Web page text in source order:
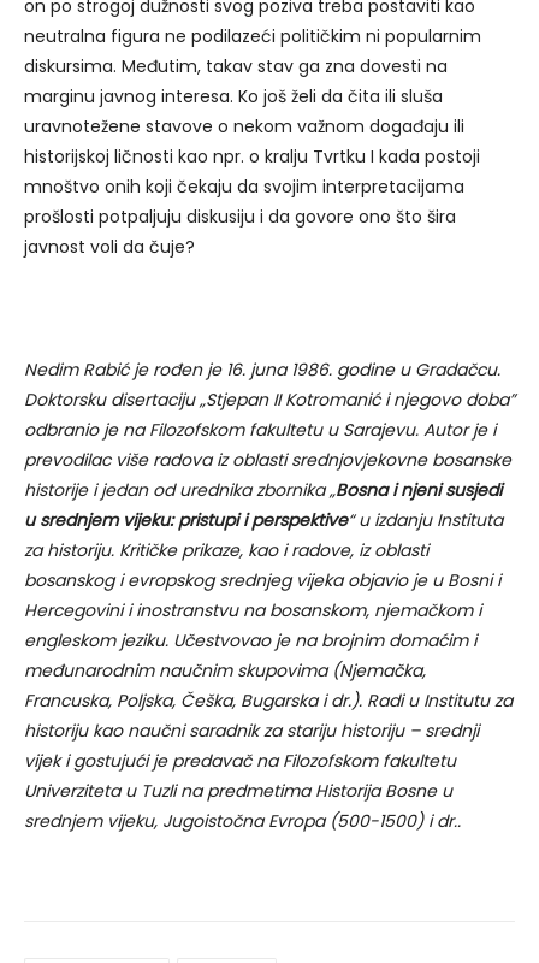
on po strogoj dužnosti svog poziva treba postaviti kao
neutralna figura ne podilazeći političkim ni popularnim
diskursima. Međutim, takav stav ga zna dovesti na
marginu javnog interesa. Ko još želi da čita ili sluša
uravnotežene stavove o nekom važnom događaju ili
historijskoj ličnosti kao npr. o kralju Tvrtku I kada postoji
mnoštvo onih koji čekaju da svojim interpretacijama
prošlosti potpaljuju diskusiju i da govore ono što šira
javnost voli da čuje?
Nedim Rabić je rođen je 16. juna 1986. godine u Gradačcu.
Doktorsku disertaciju „Stjepan II Kotromanić i njegovo doba”
odbranio je na Filozofskom fakultetu u Sarajevu. Autor je i
prevodilac više radova iz oblasti srednjovjekovne bosanske
historije i jedan od urednika zbornika „Bosna i njeni susjedi
u srednjem vijeku: pristupi i perspektive“ u izdanju Instituta
za historiju. Kritičke prikaze, kao i radove, iz oblasti
bosanskog i evropskog srednjeg vijeka objavio je u Bosni i
Hercegovini i inostranstvu na bosanskom, njemačkom i
engleskom jeziku. Učestvovao je na brojnim domaćim i
međunarodnim naučnim skupovima (Njemačka,
Francuska, Poljska, Češka, Bugarska i dr.). Radi u Institutu za
historiju kao naučni saradnik za stariju historiju – srednji
vijek i gostujući je predavač na Filozofskom fakultetu
Univerziteta u Tuzli na predmetima Historija Bosne u
srednjem vijeku, Jugoistočna Evropa (500-1500) i dr..